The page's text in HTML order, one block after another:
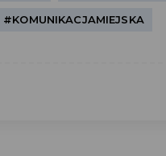
#KOMUNIKACJAMIEJSKA